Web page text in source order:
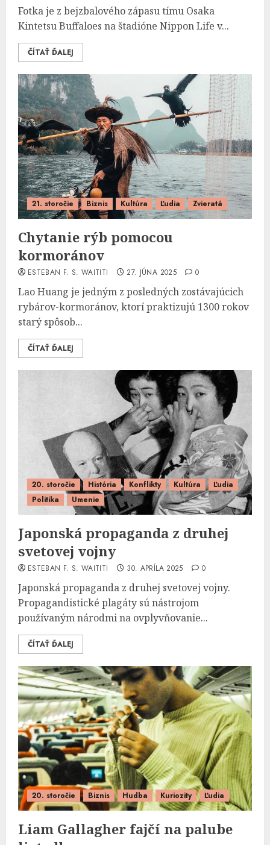
Fotka je z bejzbalového zápasu tímu Osaka
Kintetsu Buffaloes na štadióne Nippon Life v...
ČÍTAŤ ĎALEJ
21. storočie Biznis Kultúra Ľudia Zvieratá
Chytanie rýb pomocou
kormoránov
ESTEBAN F. S. WAITITI 27. JÚNA 2025 0
Lao Huang je jedným z posledných zostávajúcich
rybárov-kormoránov, ktorí praktizujú 1300 rokov
starý spôsob...
ČÍTAŤ ĎALEJ
20. storočie História Konflikty Kultúra
Ľudia
Politika
Umenie
Japonská propaganda z druhej
svetovej vojny
ESTEBAN F. S. WAITITI 30. APRÍLA 2025 0
Japonská propaganda z druhej svetovej vojny.
Propagandistické plagáty sú nástrojom
používaným národmi na ovplyvňovanie...
ČÍTAŤ ĎALEJ
20. storočie Biznis Hudba Kuriozity Ľudia
Liam Gallagher fajčí na palube